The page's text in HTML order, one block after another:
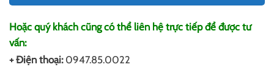
Hoặc quý khách cũng có thể liên hệ trực tiếp để được tư
vấn:
+ Điện thoại: 0947.85.0022